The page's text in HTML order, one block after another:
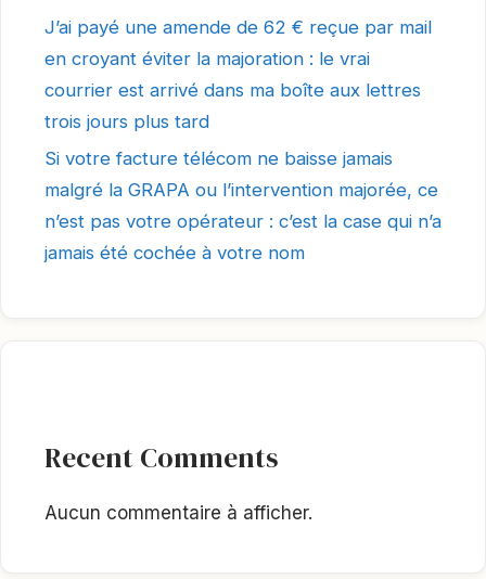
J’ai payé une amende de 62 € reçue par mail
en croyant éviter la majoration : le vrai
courrier est arrivé dans ma boîte aux lettres
trois jours plus tard
Si votre facture télécom ne baisse jamais
malgré la GRAPA ou l’intervention majorée, ce
n’est pas votre opérateur : c’est la case qui n’a
jamais été cochée à votre nom
Recent Comments
Aucun commentaire à afficher.